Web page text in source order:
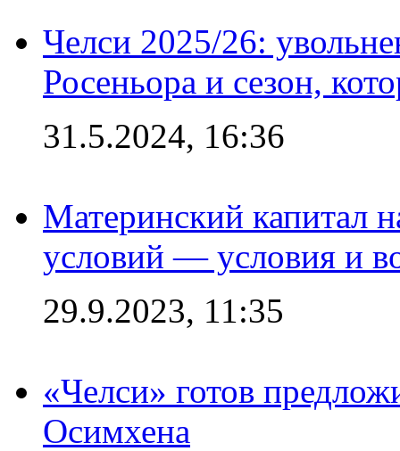
Челси 2025/26:
Росеньора и сезон,
31.5.2024, 16:36
Материнский капитал
условий — условия и
29.9.2023, 11:35
«Челси» готов
Осимхена